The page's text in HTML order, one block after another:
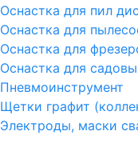
Оснастка для пил
Оснастка для
Оснастка для
Оснастка для
Пневмоинструмент
Щетки графит
Электроды, маски